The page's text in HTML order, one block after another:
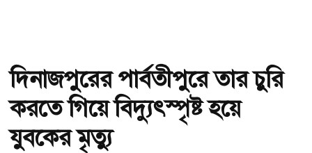
দিনাজপুরের পার্বতীপুরে তার চুরি
করতে গিয়ে বিদ্যুৎস্পৃষ্ট হয়ে
যুবকের মৃত্যু